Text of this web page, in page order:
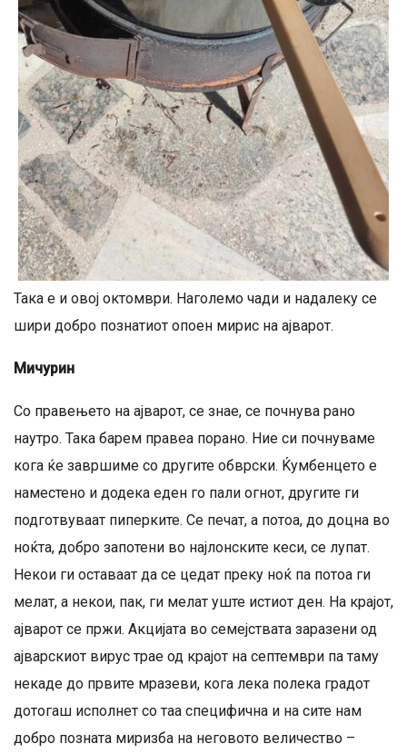
Така е и овој октомври. Наголемо чади и надалеку се
шири добро познатиот опоен мирис на ајварот.
Мичурин
Со правењето на ајварот, се знае, се почнува рано
наутро. Така барем правеа порано. Ние си почнуваме
кога ќе завршиме со другите обврски. Ќумбенцето е
наместено и додека еден го пали огнот, другите ги
подготвуваат пиперките. Се печат, а потоа, до доцна во
ноќта, добро запотени во најлонските кеси, се лупат.
Некои ги оставаат да се цедат преку ноќ па потоа ги
мелат, а некои, пак, ги мелат уште истиот ден. На крајот,
ајварот се пржи. Акцијата во семејствата заразени од
ајварскиот вирус трае од крајот на септември па таму
некаде до првите мразеви, кога лека полека градот
дотогаш исполнет со таа специфична и на сите нам
добро позната миризба на неговото величество –